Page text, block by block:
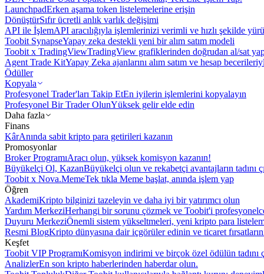
LaunchpadErken aşama token listelemelerine erişin
DönüştürSıfır ücretli anlık varlık değişimi
API ile İşlemAPI aracılığıyla işlemlerinizi verimli ve hızlı şekilde
Toobit SynapseYapay zeka destekli yeni bir alım satım modeli
Toobit x TradingViewTradingView grafiklerinden doğrudan al/sat
Agent Trade KitYapay Zeka ajanlarını alım satım ve hesap
Ödüller
Kopyala
Profesyonel Trader'ları Takip EtEn iyilerin işlemlerini kopyalayın
Profesyonel Bir Trader OlunYüksek gelir elde edin
Daha fazla
Finans
KârAnında sabit kripto para getirileri kazanın
Promosyonlar
Broker ProgramıAracı olun, yüksek komisyon kazanın!
Büyükelçi Ol, KazanBüyükelçi olun ve rekabetçi avantajların tadını
Toobit x Nova.MemeTek tıkla Meme başlat, anında işlem yap
Öğren
AkademiKripto bilginizi tazeleyin ve daha iyi bir yatırımcı olun
Yardım MerkeziHerhangi bir sorunu çözmek ve Toobit'i
Duyuru MerkeziÖnemli sistem yükseltmeleri, yeni kripto para
Resmi BlogKripto dünyasına dair içgörüler edinin ve ticaret
Keşfet
Toobit VIP ProgramıKomisyon indirimi ve birçok özel ödülün tadını
AnalizlerEn son kripto haberlerinden haberdar olun.